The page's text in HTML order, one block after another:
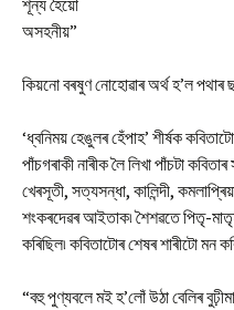
শূন্য হৈয়ো
অসহনীয়”
কিয়নো বৰষুণ নোহোৱাৰ অৰ্থ হ’ল পথাৰ
‘ধ্বনিময় হেঙুলৰ হেঁপাহ’ শীৰ্ষক
পাঁচগৰাকী নাৰীক লৈ লিখা পাঁচটা
খেৰসূতী, সত্যসন্ধা, কালিন্দী,
শংকৰদেৱৰ আইতাক৷ শৈশৱতে পিতৃ-
কৰিছিল৷ কবিতাটোৰ শেষৰ শাৰীটো মন
“বহু পুণ্যবলে মই হ’লোঁ উঠা বেলিৰ